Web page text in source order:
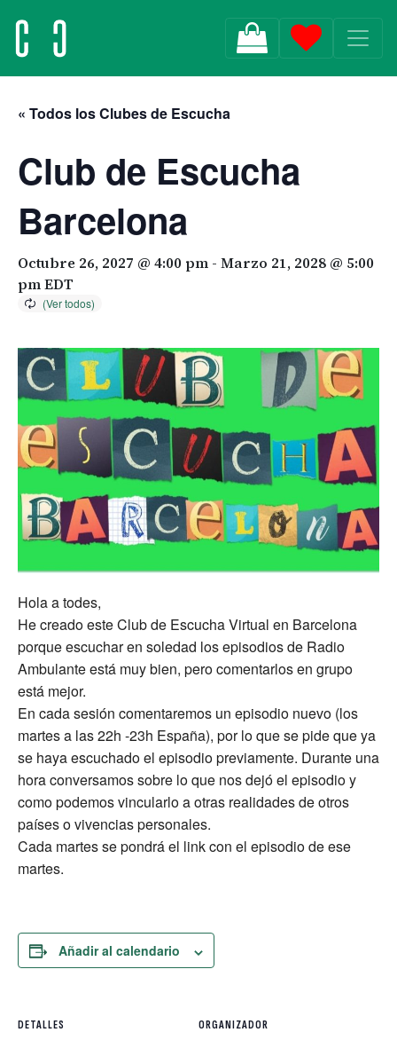
MAIN NAVIGATION
« Todos los Clubes de Escucha
Club de Escucha
Barcelona
Octubre 26, 2027 @ 4:00 pm - Marzo 21, 2028 @ 5:00
pmEDT
Hola a todes,
He creado este Club de Escucha Virtual en Barcelona
porque escuchar en soledad los episodios de Radio
Ambulante está muy bien, pero comentarlos en grupo
está mejor.
En cada sesión comentaremos un episodio nuevo (los
martes a las 22h -23h España), por lo que se pide que ya
se haya escuchado el episodio previamente. Durante una
hora conversamos sobre lo que nos dejó el episodio y
como podemos vincularlo a otras realidades de otros
países o vivencias personales.
Cada martes se pondrá el link con el episodio de ese
martes.
Añadir al calendario
DETALLES ORGANIZADOR